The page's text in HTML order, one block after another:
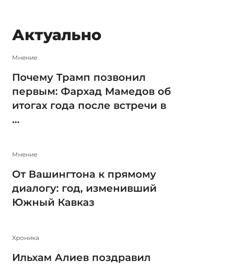
Актуально
Мнение
Почему Трамп позвонил
первым: Фархад Мамедов об
итогах года после встречи в
...
Мнение
От Вашингтона к прямому
диалогу: год, изменивший
Южный Кавказ
Xроника
Ильхам Алиев поздравил